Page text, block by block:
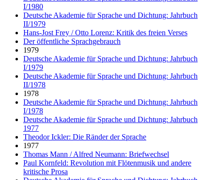
I/1980
Deutsche Akademie für Sprache und Dichtung: Jahrbuch
II/1979
Hans-Jost Frey / Otto Lorenz: Kritik des freien Verses
Der öffentliche Sprachgebrauch
1979
Deutsche Akademie für Sprache und Dichtung: Jahrbuch
I/1979
Deutsche Akademie für Sprache und Dichtung: Jahrbuch
II/1978
1978
Deutsche Akademie für Sprache und Dichtung: Jahrbuch
I/1978
Deutsche Akademie für Sprache und Dichtung: Jahrbuch
1977
Theodor Ickler: Die Ränder der Sprache
1977
Thomas Mann / Alfred Neumann: Briefwechsel
Paul Kornfeld: Revolution mit Flötenmusik und andere
kritische Prosa